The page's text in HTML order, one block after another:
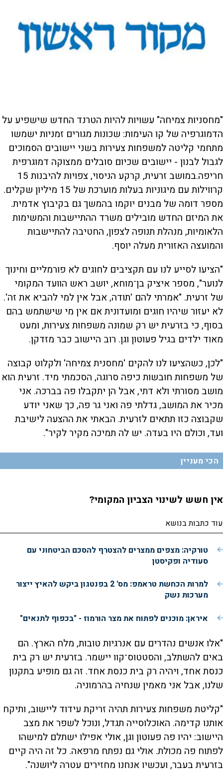
"מחסניות צמיחה" עשויות להיות הטרנד החדש שישפיע על
הדמוגרפיה של קו העימות: שכונות מגורים זמניות ישמשו
מתחמי קליטה למשפחות צעירות בשני יישובים הסמוכים
לגבול לבנון - יישובים שכיום סובלים ממצוקה דמוגרפית
חריפה.במושב זרעית, קרקע הניסוי, צפויות להיבנות 15
קרווילות עם מיגוניות בעלות מוערכת של 15 מיליון שקלים.
מספר דומה של מבנים יוקמו בהמשך גם בקיבוץ אדמית.
את המיזם החדש מובילים משרד ההתיישבות והמשימות
הלאומיות, מנהלת תנופה לצפון, החטיבה להתיישבות
והמועצה האזורית מעלה יוסף.
"הציעו לסייע לנו עם תקציבים לחוגים לא פורמליים וחינוך
לנוער", מספר איציק בן־מוחא, יושב ראש הוועד המקומי
של זרעית. "אמרתי להם 'תודה, אבל אין למי להביא את זה'.
לא יעזור שיהיו חוגים ומועדונית אם אין מי שישתמש בהם
בסוף, כי בזרעית יש רק שמונה משפחות צעירות, ומעט
מאוד ילדים בגיל פעוטון וגן. רוב היישוב כבר מזדקן.
"לכן, כשהציעו לנו להקים 'מחסנית צמיחה' ולקלוט קבוצה
של משפחות חובשות כיפה סרוגה, הסכמתי מיד. זרעית הוא
מושב מסורתי ולא דתי, אבל הן יתקבלו פה בברכה. אני
מכיר את המושב, גדלתי פה ואני גר פה, כך שאני יודע
שקבוצה כזו תתאים לזרעית. הבאתי את ההצעה לישיבת
ועד, וכולם היו בעדה. יש לה תמיכה מקיר לקיר".
הכי מעניין
אין חשש לשינוי הצביון המקומי?
עוד כתבות בנושא
טורקיה: מצפים ממצרים להצטרף להסכם הביטחוני עם
סעודיה ופקיסטן
למרות הכחשת טראמפ: מס' 2 בפנטגון ביקש להאיץ ייצור
מערכות נשק
איראן: מוכנים לפתוח את מצר הורמוז - "בכפוף לתנאים"
"אלו אנשים נהדרים עם אנרגיות טובות, מלח הארץ. הם
באים להשתלב, והסטטוס־קוו יישמר. בזרעית יש רק בית
כנסת אחד, ויהיה רק בית כנסת אחד. זה גם מופיע בתקנון
שלנו, אבל אני מאמין שנחיה בהרמוניה.
"קליטת משפחות צעירות תהיה זריקת עידוד ליישוב, ותיקח
אותנו קדימה. האוכלוסייה תגדל, ונוכל לשפר את מצב
היישוב: יהיו פה פעוטון וגן, אולי אפילו ישתלם למישהו
לפתוח פה מכולת. אולי גם נפתח מרפאה. כל זה היה קיים
בזרעית בעבר, ועכשיו אנחנו מחזירים עטרה ליושנה".